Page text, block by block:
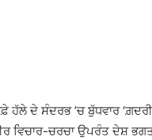
ਦੇ ਸੰਦਰਭ ’ਚ ਬੁੱਧਵਾਰ
ਵਿਚਾਰ-ਚਰਚਾ ਉਪਰੰਤ ਦੇਸ਼